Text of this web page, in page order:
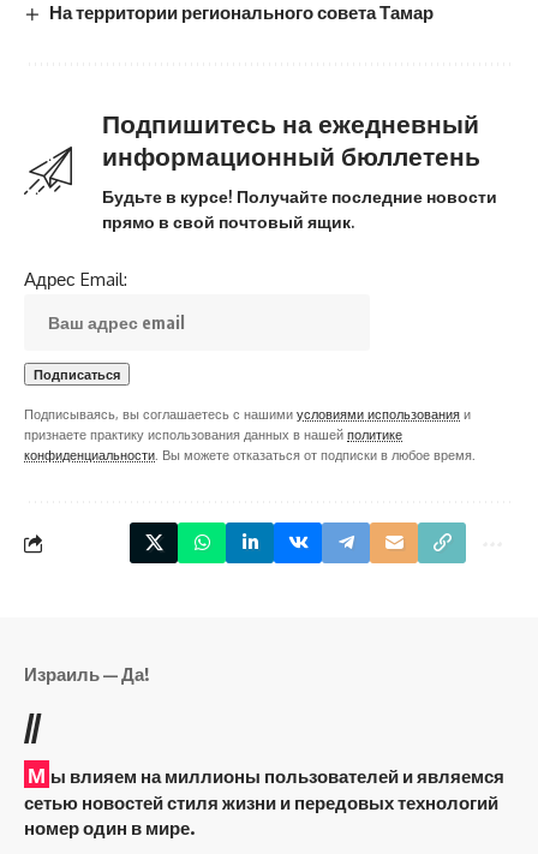
На территории регионального совета Тамар
Подпишитесь на ежедневный
информационный бюллетень
Будьте в курсе! Получайте последние новости
прямо в свой почтовый ящик.
Адрес Email:
Подписываясь, вы соглашаетесь с нашими условиями использования и
признаете практику использования данных в нашей политике
конфиденциальности . Вы можете отказаться от подписки в любое время.
Израиль — Да!
//
М ы влияем на миллионы пользователей и являемся
сетью новостей стиля жизни и передовых технологий
номер один в мире.